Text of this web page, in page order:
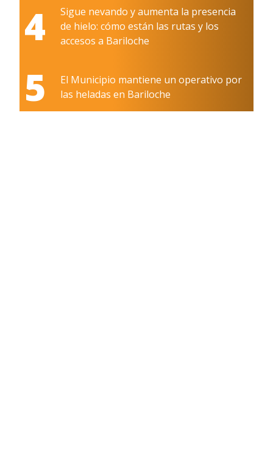
4
Sigue nevando y aumenta la presencia
de hielo: cómo están las rutas y los
accesos a Bariloche
5
El Municipio mantiene un operativo por
las heladas en Bariloche